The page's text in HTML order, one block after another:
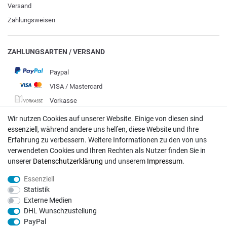
Versand
Zahlungsweisen
ZAHLUNGSARTEN / VERSAND
Paypal
VISA / Mastercard
Vorkasse
DHL
Deutsche Post
Bei Fragen wenden Sie sich direkt an unser Service-Team.
info@rasentraktoren-motoren.de
MA-Versand GmbH, 53925 Kall, In der Laach 1-3
Wir nutzen Cookies auf unserer Website. Einige von diesen sind
essenziell, während andere uns helfen, diese Website und Ihre
Erfahrung zu verbessern. Weitere Informationen zu den von uns
verwendeten Cookies und Ihren Rechten als Nutzer finden Sie in
unserer Daten­schutz­erklärung und unserem Impressum.
Essenziell
Statistik
Externe Medien
DHL Wunschzustellung
PayPal